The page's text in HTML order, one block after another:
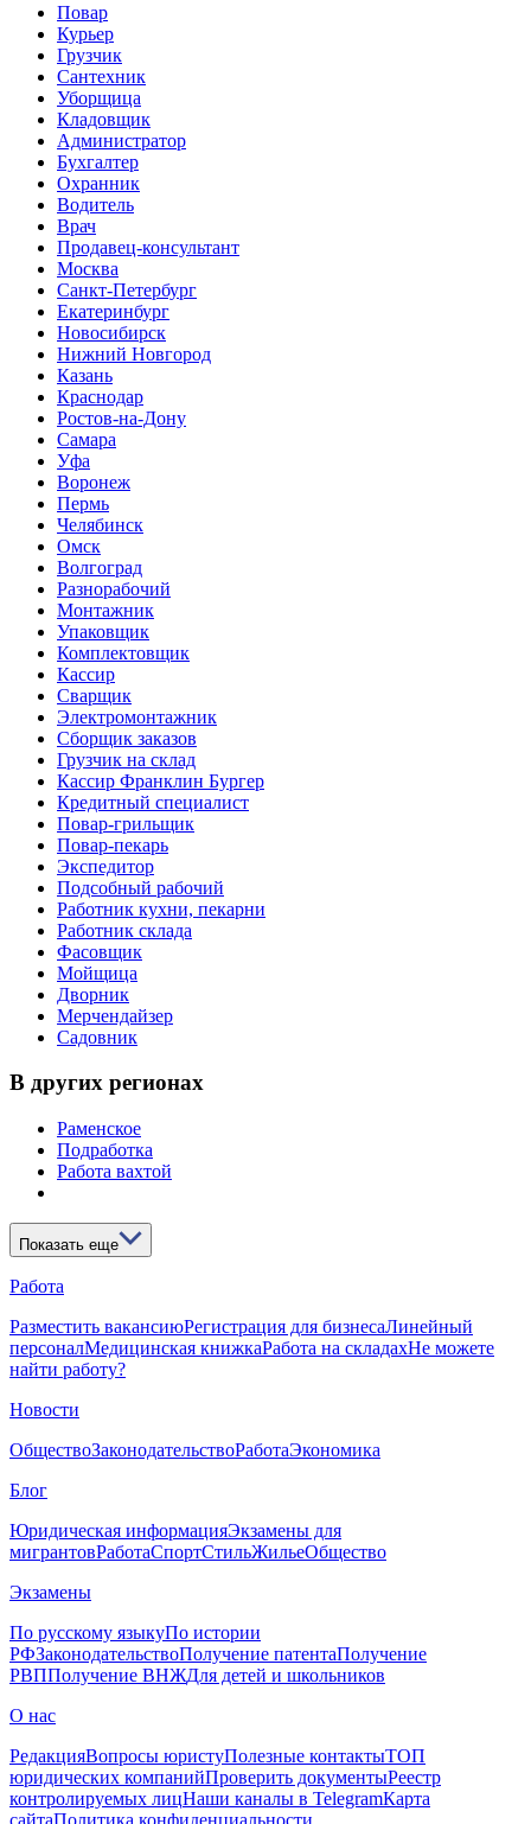
Повар
Курьер
Грузчик
Сантехник
Уборщица
Кладовщик
Администратор
Бухгалтер
Охранник
Водитель
Врач
Продавец-консультант
Москва
Санкт-Петербург
Екатеринбург
Новосибирск
Нижний Новгород
Казань
Краснодар
Ростов-на-Дону
Самара
Уфа
Воронеж
Пермь
Челябинск
Омск
Волгоград
Разнорабочий
Монтажник
Упаковщик
Комплектовщик
Кассир
Сварщик
Электромонтажник
Сборщик заказов
Грузчик на склад
Кассир Франклин Бургер
Кредитный специалист
Повар-грильщик
Повар-пекарь
Экспедитор
Подсобный рабочий
Работник кухни, пекарни
Работник склада
Фасовщик
Мойщица
Дворник
Мерчендайзер
Садовник
В других регионах
Раменское
Подработка
Работа вахтой
Показать еще
Работа
Разместить вакансиюРегистрация для бизнесаЛинейный
персоналМедицинская книжкаРабота на складахНе можете
найти работу?
Новости
ОбществоЗаконодательствоРаботаЭкономика
Блог
Юридическая информацияЭкзамены для
мигрантовРаботаСпортСтильЖильеОбщество
Экзамены
По русскому языкуПо истории
РФЗаконодательствоПолучение патентаПолучение
РВППолучение ВНЖДля детей и школьников
О нас
РедакцияВопросы юристуПолезные контактыТОП
юридических компанийПроверить документыРеестр
контролируемых лицНаши каналы в TelegramКарта
сайтаПолитика конфиденциальности